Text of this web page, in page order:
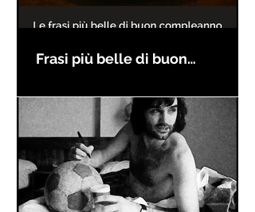
Frasi più belle di buon